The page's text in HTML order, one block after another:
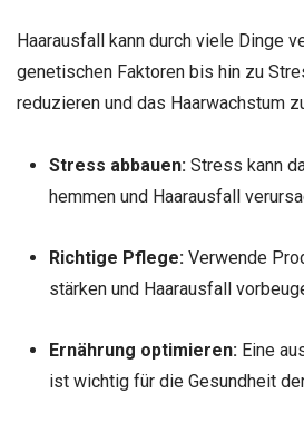
Haarausfall kann durch viele Dinge
genetischen Faktoren bis hin zu
reduzieren und das Haarwachstum
Stress abbauen:Stress kann
hemmen und Haarausfall
Richtige Pflege:Verwende
stärken und Haarausfall
Ernährung optimieren:Eine
ist wichtig für die Gesundheit